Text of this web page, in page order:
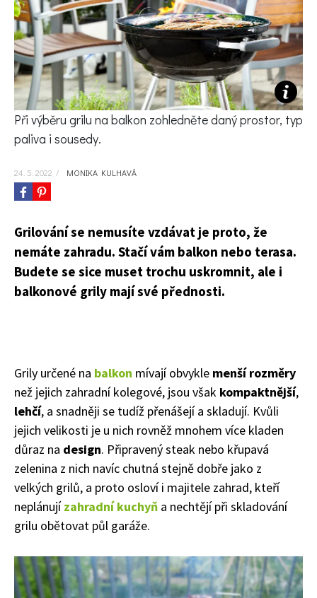
KVÍZY A TESTY
Při výběru grilu na balkon zohledněte daný prostor, typ
paliva i sousedy.
24. 5. 2022 / MONIKA KULHAVÁ
Grilování se nemusíte vzdávat je proto, že
nemáte zahradu. Stačí vám balkon nebo terasa.
Budete se sice muset trochu uskromnit, ale i
balkonové grily mají své přednosti.
Grily určené na balkon mívají obvykle menší rozměry
než jejich zahradní kolegové, jsou však kompaktnější,
lehčí, a snadněji se tudíž přenášejí a skladují. Kvůli
jejich velikosti je u nich rovněž mnohem více kladen
důraz na design. Připravený steak nebo křupavá
zelenina z nich navíc chutná stejně dobře jako z
velkých grilů, a proto osloví i majitele zahrad, kteří
neplánujízahradní kuchyň a nechtějí při skladování
grilu obětovat půl garáže.